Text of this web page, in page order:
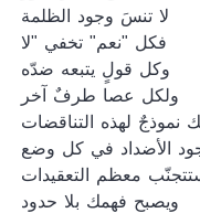
لا تنسَ وجود الظلمة
فكل "نعم" تخفي "لا
وكل قولٍ يتبعه ضدّه
ولكل عصا طرفٌ آخر
نموذجٌ لهذه التناقضات
الأضداد في كل وضع
معظم التعقيدات
ويصبح فهمك بلا حدود